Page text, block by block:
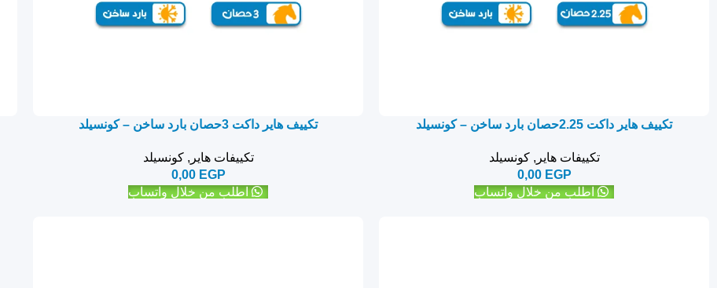
تكييف هاير داكت 2.25حصان بارد ساخن – كونسيلد
تكييفات هاير ,كونسيلد
0,00 EGP
اطلب من خلال واتساب
تكييف هاير داكت 3حصان بارد ساخن – كونسيلد
تكييفات هاير ,كونسيلد
0,00 EGP
اطلب من خلال واتساب